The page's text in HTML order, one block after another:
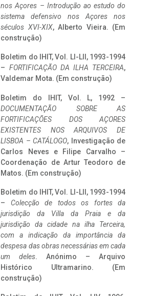
nos Açores – Introdução ao estudo do
sistema defensivo nos Açores nos
séculos XVI-XIX, Alberto Vieira. (Em
construção)
Boletim do IHIT, Vol. LI-LII, 1993-1994
– FORTIFICAÇÃO DA ILHA TERCEIRA,
Valdemar Mota. (Em construção)
Boletim do IHIT, Vol. L, 1992 –
DOCUMENTAÇÃO SOBRE AS
FORTIFICAÇÕES DOS AÇORES
EXISTENTES NOS ARQUIVOS DE
LISBOA – CATÁLOGO, Investigação de
Carlos Neves e Filipe Carvalho –
Coordenação de Artur Teodoro de
Matos. (Em construção)
Boletim do IHIT, Vol. LI-LII, 1993-1994
– Colecção de todos os fortes da
jurisdição da Villa da Praia e da
jurisdição da cidade na ilha Terceira,
com a indicação da importância da
despesa das obras necessárias em cada
um deles. Anónimo – Arquivo
Histórico Ultramarino. (Em
construção)